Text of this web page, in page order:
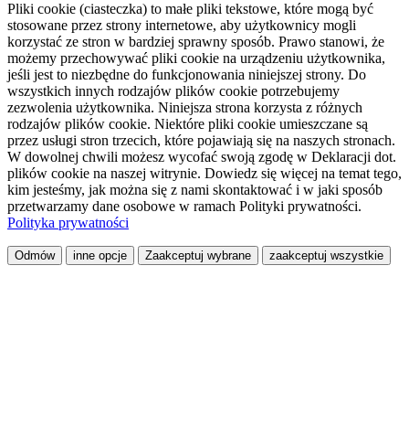
Pliki cookie (ciasteczka) to małe pliki tekstowe, które mogą być
stosowane przez strony internetowe, aby użytkownicy mogli
korzystać ze stron w bardziej sprawny sposób. Prawo stanowi, że
możemy przechowywać pliki cookie na urządzeniu użytkownika,
jeśli jest to niezbędne do funkcjonowania niniejszej strony. Do
wszystkich innych rodzajów plików cookie potrzebujemy
zezwolenia użytkownika. Niniejsza strona korzysta z różnych
rodzajów plików cookie. Niektóre pliki cookie umieszczane są
przez usługi stron trzecich, które pojawiają się na naszych stronach.
W dowolnej chwili możesz wycofać swoją zgodę w Deklaracji dot.
plików cookie na naszej witrynie. Dowiedz się więcej na temat tego,
kim jesteśmy, jak można się z nami skontaktować i w jaki sposób
przetwarzamy dane osobowe w ramach Polityki prywatności.
Polityka prywatności
Odmów inne opcje Zaakceptuj wybrane zaakceptuj wszystkie